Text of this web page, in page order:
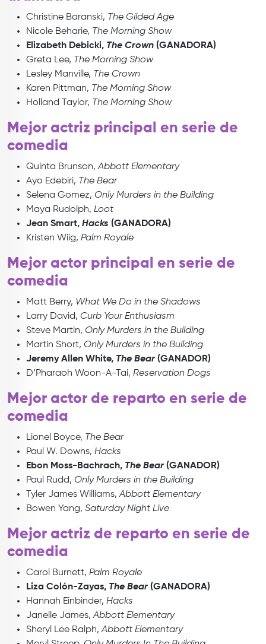
Christine Baranski, The Gilded Age
Nicole Beharie, The Morning Show
Elizabeth Debicki, The Crown (GANADORA)
Greta Lee, The Morning Show
Lesley Manville, The Crown
Karen Pittman, The Morning Show
Holland Taylor, The Morning Show
Mejor actriz principal en serie de
comedia
Quinta Brunson,Abbott Elementary
Ayo Edebiri, The Bear
Selena Gomez, Only Murders in the Building
Maya Rudolph, Loot
Jean Smart, Hacks (GANADORA)
Kristen Wiig, Palm Royale
Mejor actor principal en serie de
comedia
Matt Berry, What We Do in the Shadows
Larry David, Curb Your Enthusiasm
Steve Martin, Only Murders in the Building
Martin Short, Only Murders in the Building
Jeremy Allen White, The Bear (GANADOR)
D’Pharaoh Woon-A-Tai, Reservation Dogs
Mejor actor de reparto en serie de
comedia
Lionel Boyce, The Bear
Paul W. Downs, Hacks
Ebon Moss-Bachrach, The Bear (GANADOR)
Paul Rudd, Only Murders in the Building
Tyler James Williams,Abbott Elementary
Bowen Yang, Saturday Night Live
Mejor actriz de reparto en serie de
comedia
Carol Burnett, Palm Royale
Liza Colón-Zayas, The Bear (GANADORA)
Hannah Einbinder, Hacks
Janelle James,Abbott Elementary
Sheryl Lee Ralph,Abbott Elementary